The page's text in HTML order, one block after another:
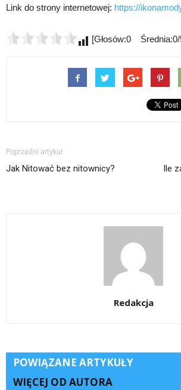
Link do strony internetowej: https://
[Głosów:0 Średnia:0/
Poprzedni artykuł
Jak Nitować bez nitownicy?
Ile
Redakcja
POWIĄZANE ARTYKUŁY
WIĘCEJ OD AUTORA